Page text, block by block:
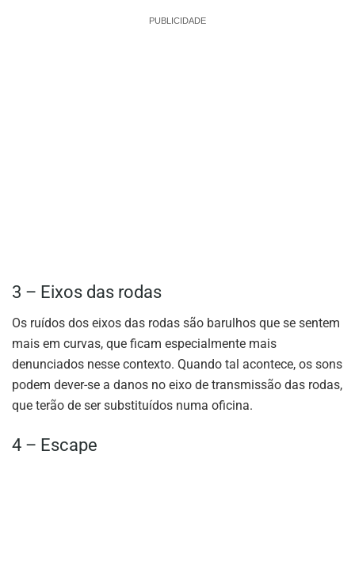
PUBLICIDADE
3 – Eixos das rodas
Os ruídos dos eixos das rodas são barulhos que se sentem
mais em curvas, que ficam especialmente mais
denunciados nesse contexto. Quando tal acontece, os sons
podem dever-se a danos no eixo de transmissão das rodas,
que terão de ser substituídos numa oficina.
4 – Escape